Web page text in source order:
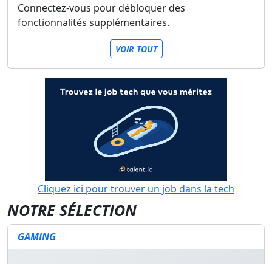
Connectez-vous pour débloquer des
fonctionnalités supplémentaires.
VOIR TOUT
Cliquez ici pour trouver un job dans la tech
NOTRE SÉLECTION
GAMING